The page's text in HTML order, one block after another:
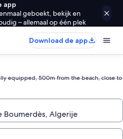
app
geboekt, bekijk en
– allemaal op één plek
Download de app
equipped, 500m from the beach, close to